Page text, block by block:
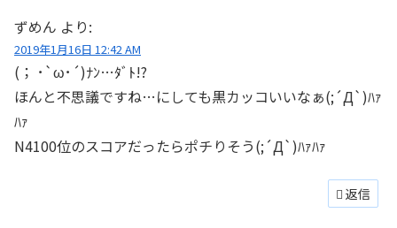
ずめん より:
2019年1月16日 12:42 AM
(； ･`ω･´)ﾅﾝ…ﾀﾞﾄ!?
ほんと不思議ですね…にしても黒カッコいいなぁ(;´Д`)ﾊｧ
ﾊｧ
N4100位のスコアだったらポチりそう(;´Д`)ﾊｧﾊｧ
返信